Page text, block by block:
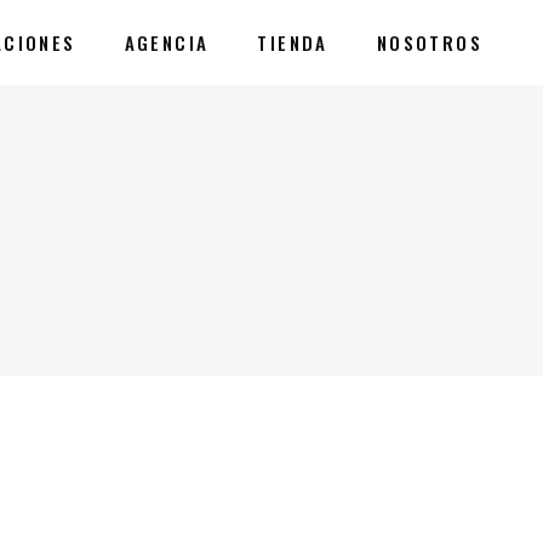
AGENCIA TIENDA NOSOTROS